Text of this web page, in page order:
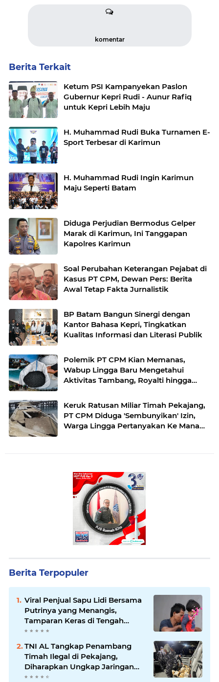
komentar
Berita Terkait
Ketum PSI Kampanyekan Paslon
Gubernur Kepri Rudi - Aunur Rafiq
untuk Kepri Lebih Maju
H. Muhammad Rudi Buka Turnamen E-
Sport Terbesar di Karimun
H. Muhammad Rudi Ingin Karimun
Maju Seperti Batam
Diduga Perjudian Bermodus Gelper
Marak di Karimun, Ini Tanggapan
Kapolres Karimun
Soal Perubahan Keterangan Pejabat di
Kasus PT CPM, Dewan Pers: Berita
Awal Tetap Fakta Jurnalistik
BP Batam Bangun Sinergi dengan
Kantor Bahasa Kepri, Tingkatkan
Kualitas Informasi dan Literasi Publik
Polemik PT CPM Kian Memanas,
Wabup Lingga Baru Mengetahui
Aktivitas Tambang, Royalti hingga
Keruk Ratusan Miliar Timah Pekajang,
PT CPM Diduga 'Sembunyikan' Izin,
Warga Lingga Pertanyakan Ke Mana
Berita Terpopuler
Viral Penjual Sapu Lidi Bersama
Putrinya yang Menangis,
Tamparan Keras di Tengah
Maraknya Korupsi
TNI AL Tangkap Penambang
Timah Ilegal di Pekajang,
Diharapkan Ungkap Jaringan
hingga Dalang Utama